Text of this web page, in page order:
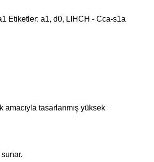
Etiketler: a1, d0, LIHCH - Cca-s1a
tasarlanmış yüksek